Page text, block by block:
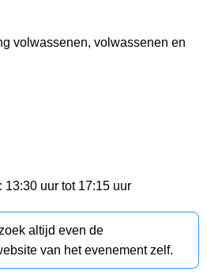
volwassenen, volwassenen en
uur tot 17:15 uur
altijd even de
van het evenement zelf.